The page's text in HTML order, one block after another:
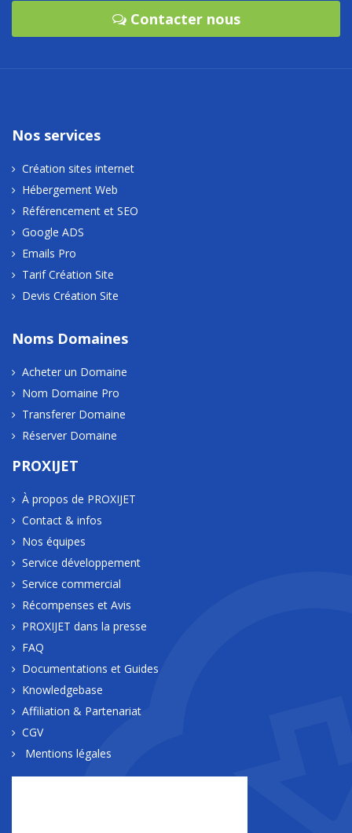
Contacter nous
Nos services
Création sites internet
Hébergement Web
Référencement et SEO
Google ADS
Emails Pro
Tarif Création Site
Devis Création Site
Noms Domaines
Acheter un Domaine
Nom Domaine Pro
Transferer Domaine
Réserver Domaine
PROXIJET
À propos de PROXIJET
Contact & infos
Nos équipes
Service développement
Service commercial
Récompenses et Avis
PROXIJET dans la presse
FAQ
Documentations et Guides
Knowledgebase
Affiliation & Partenariat
CGV
Mentions légales